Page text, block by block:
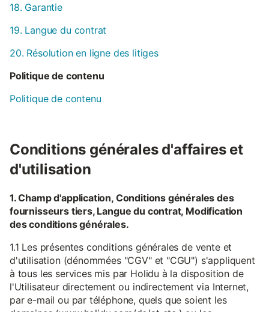
18. Garantie
19. Langue du contrat
20. Résolution en ligne des litiges
Politique de contenu
Politique de contenu
Conditions générales d'affaires et
d'utilisation
1. Champ d'application, Conditions générales des
fournisseurs tiers, Langue du contrat, Modification
des conditions générales.
1.1 Les présentes conditions générales de vente et
d'utilisation (dénommées "CGV" et "CGU") s'appliquent
à tous les services mis par Holidu à la disposition de
l'Utilisateur directement ou indirectement via Internet,
par e-mail ou par téléphone, quels que soient les